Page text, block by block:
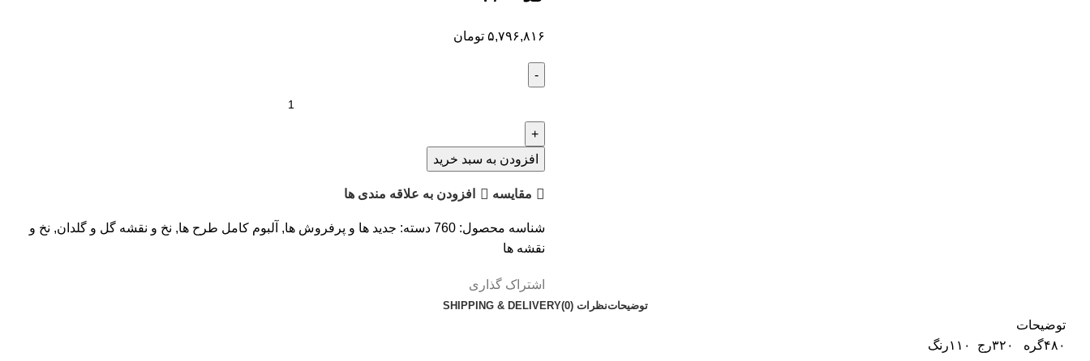
۵,۷۹۶,۸۱۶ تومان
افزودن به سبد خرید
مقایسه افزودن به علاقه مندی ها
شناسه محصول: 760 دسته: جدید ها و پرفروش ها, آلبوم کامل طرح ها, نخ و نقشه گل و گلدان, نخ و
نقشه ها
اشتراک گذاری
توضیحاتنظرات (0) SHIPPING & DELIVERY
توضیحات
۴۸۰گره ۳۲۰رج ۱۱۰رنگ